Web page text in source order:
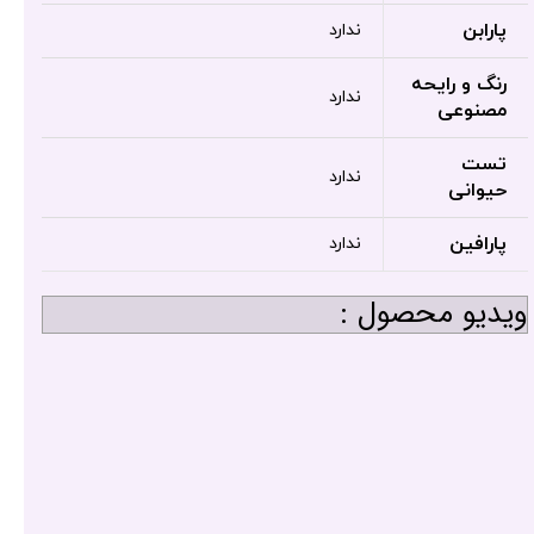
پارابن ندارد
رنگ و رایحه
مصنوعی
ندارد
تست
حیوانی
ندارد
پارافین ندارد
ویدیو محصول :